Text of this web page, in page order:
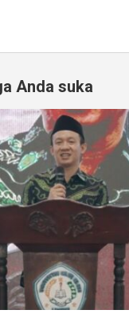
Anda suka